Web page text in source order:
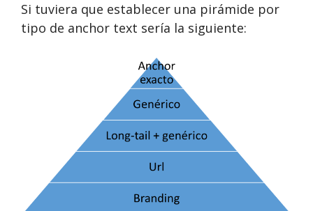
Si tuviera que establecer una pirámide por
tipo de anchor text sería la siguiente: